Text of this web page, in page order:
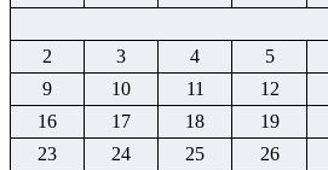
2
3 4 5
9
10 11 12
16
17 18 19
23
24 25 26